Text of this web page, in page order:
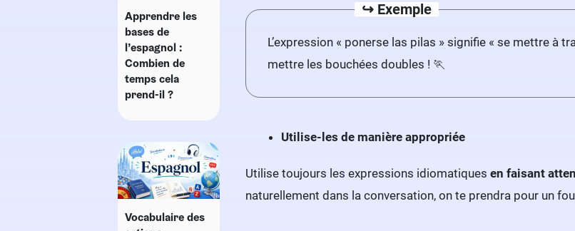
↪️ Exemple
L’expression « ponerse las pilas » signifie « se mettre à
mettre les bouchées doubles ! 🏃
Utilise-les de manière appropriée
Utilise toujours les expressions idiomatiques en faisant
naturellement dans la conversation, on te prendra pour un
Apprendre les
bases de
l’espagnol :
Combien de
temps cela
prend-il ?
Vocabulaire des